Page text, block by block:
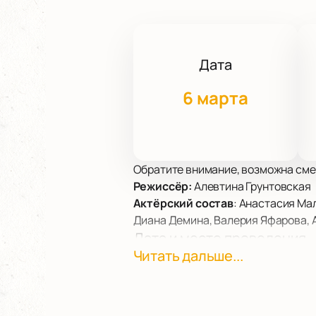
Дата
6 марта
Обратите внимание, возможна
Режиссёр:Алевтина Грунтовская
Актёрский состав: Анастасия
Диана Демина, Валерия Яфарова,
Дата и место проведения
Танцевальный спектакль «Твоими
Читать дальше...